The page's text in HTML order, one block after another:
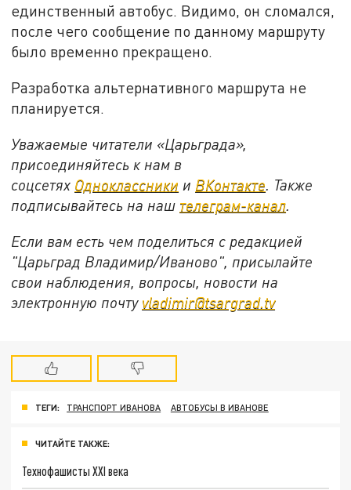
единственный автобус. Видимо, он сломался,
после чего сообщение по данному маршруту
было временно прекращено.
Разработка альтернативного маршрута не
планируется.
Уважаемые читатели «Царьграда»,
присоединяйтесь к нам в
соцсетях Одноклассники и ВКонтакте. Также
подписывайтесь на наш телеграм-канал.
Если вам есть чем поделиться с редакцией
"Царьград Владимир/Иваново", присылайте
свои наблюдения, вопросы, новости на
электронную почту vladimir@tsargrad.tv
ТЕГИ: ТРАНСПОРТ ИВАНОВА АВТОБУСЫ В ИВАНОВЕ
ЧИТАЙТЕ ТАКЖЕ:
Технофашисты XXI века